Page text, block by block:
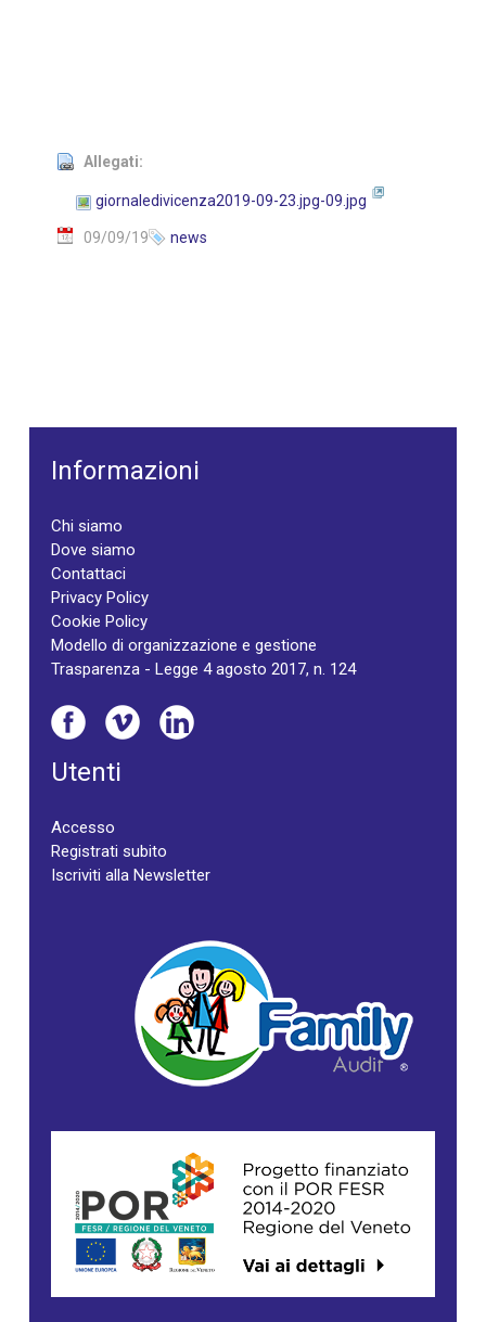
Allegati:
giornaledivicenza2019-09-23.jpg-09.jpg
09/09/19 news
Informazioni
Chi siamo
Dove siamo
Contattaci
Privacy Policy
Cookie Policy
Modello di organizzazione e gestione
Trasparenza - Legge 4 agosto 2017, n. 124
Utenti
Accesso
Registrati subito
Iscriviti alla Newsletter